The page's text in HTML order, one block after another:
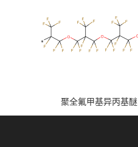
聚全氟甲基异丙基醚